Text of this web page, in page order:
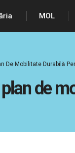
MOL
De Mobilitate Durabilă
de